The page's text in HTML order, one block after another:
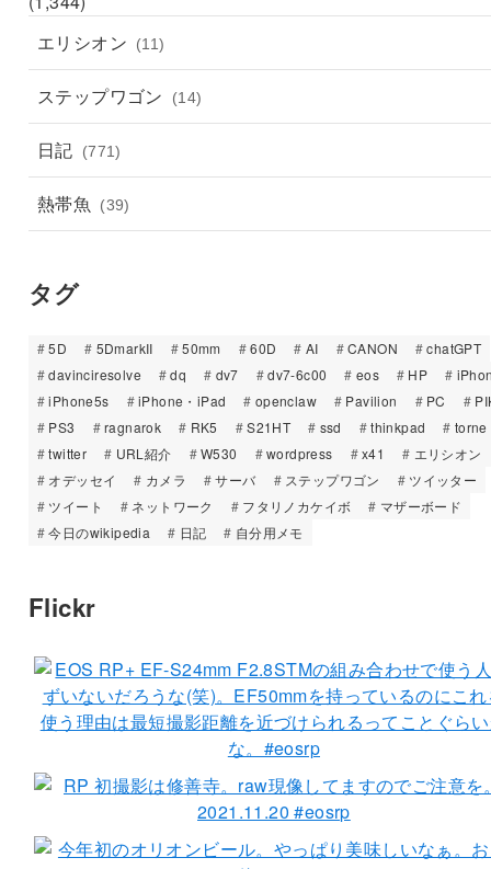
エリシオン
(11)
ステップワゴン (14)
日記 (771)
熱帯魚 (39)
タグ
5D 5DmarkII 50mm 60D AI CANON
chatGPT
davinciresolve
dq dv7 dv7-6c00 eos HP
iPhone5s
iPhone・iPad openclaw Pavilion PC
PS3
ragnarok RK5 S21HT ssd thinkpad
torne
twitter
URL紹介 W530 wordpress x41
エリシオン
オデッセイ
カメラ サーバ ステップワゴン
ツイッター
ツイート
ネットワーク フタリノカケイボ
マザーボード
今日のwikipedia
日記 自分用メモ
Flickr